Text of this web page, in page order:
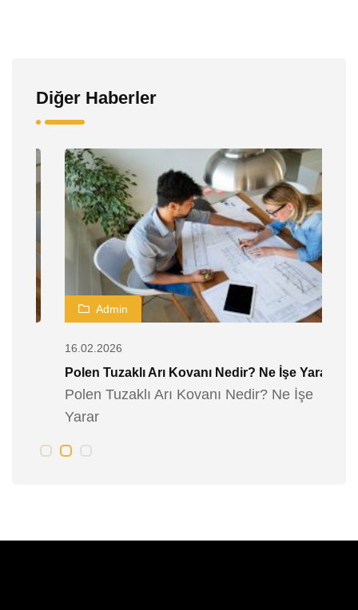
Diğer Haberler
Admin
16.02.2026
Polen Tuzaklı Arı Kovanı Nedir? Ne İşe Yarar
Polen Tuzaklı Arı Kovanı Nedir? Ne İşe
Yarar